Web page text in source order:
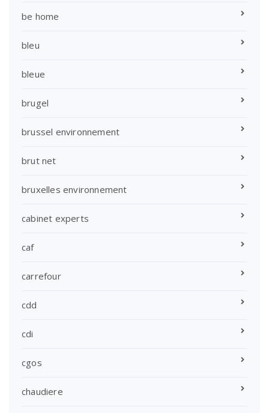
be home
bleu
bleue
brugel
brussel environnement
brut net
bruxelles environnement
cabinet experts
caf
carrefour
cdd
cdi
cgos
chaudiere